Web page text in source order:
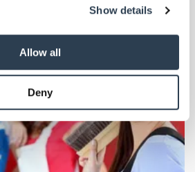
features and to analyse our traffic.
they’ve collected from your use
Impressum Datenschutz
Show details
Allow all
Deny